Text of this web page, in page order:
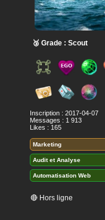
🥉 Grade : Scout
Inscription : 2017-04-07
Messages : 1 913
Likes : 165
Marketing
Audit et Analyse
Automatisation Web
🔴 Hors ligne